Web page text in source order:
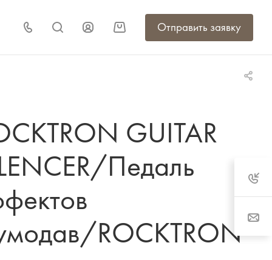
Отправить заявку
GUITAR
Педаль
ROCKTRON